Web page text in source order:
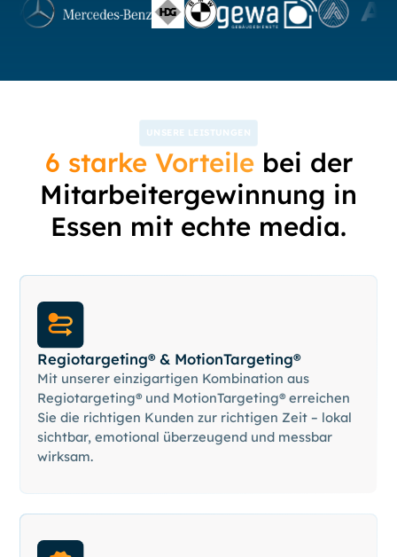
UNSERE LEISTUNGEN
6 starke Vorteilebei der
Mitarbeitergewinnung in
Essen mit echte media.
Regiotargeting® & MotionTargeting®
Mit unserer einzigartigen Kombination aus
Regiotargeting® und MotionTargeting® erreichen
Sie die richtigen Kunden zur richtigen Zeit – lokal
sichtbar, emotional überzeugend und messbar
wirksam.